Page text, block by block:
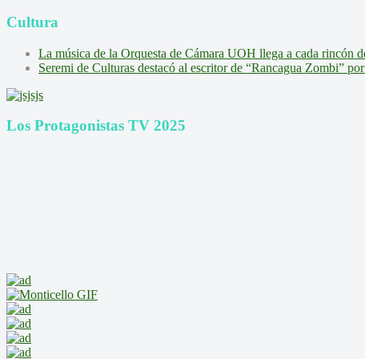
Cultura
La música de la Orquesta de Cámara UOH llega a cada rincón
Seremi de Culturas destacó al escritor de “Rancagua Zombi”
Los Protagonistas TV 2025